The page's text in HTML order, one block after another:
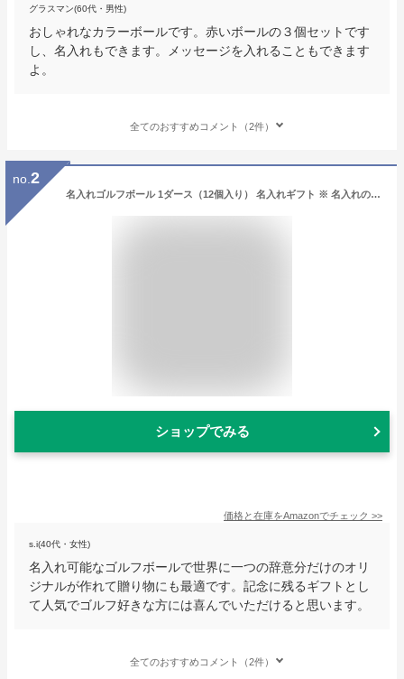
グラスマン(60代・男性)
おしゃれなカラーボールです。赤いボールの３個セットです
し、名入れもできます。メッセージを入れることもできます
よ。
全てのおすすめコメント（2件）
no. 2
名入れゴルフボール 1ダース（12個入り） 名入れギフト ※ 名入れのご指示は、ギフトの設定にチェックしメッセージ欄にプリントデザインと文字を記入下さい。
ショップでみる
価格と在庫をAmazonでチェック >>
s.i(40代・女性)
名入れ可能なゴルフボールで世界に一つの辞意分だけのオリ
ジナルが作れて贈り物にも最適です。記念に残るギフトとし
て人気でゴルフ好きな方には喜んでいただけると思います。
全てのおすすめコメント（2件）